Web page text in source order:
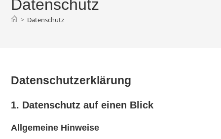
Datenschutz
> Datenschutz
Datenschutz­erklärung
1. Datenschutz auf einen Blick
Allgemeine Hinweise